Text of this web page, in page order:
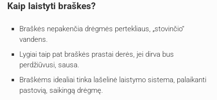
Kaip laistyti braškes?
Braškės nepakenčia drėgmės pertekliaus, „stovinčio“
vandens.
Lygiai taip pat braškės prastai derės, jei dirva bus
perdžiūvusi, sausa.
Braškėms idealiai tinka lašelinė laistymo sistema, palaikanti
pastovią, saikingą drėgmę.